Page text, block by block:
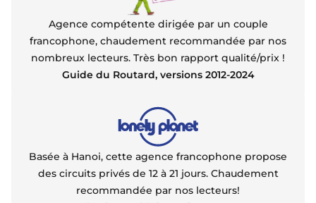
Agence compétente dirigée par un couple
francophone, chaudement recommandée par nos
nombreux lecteurs. Très bon rapport qualité/prix !
Guide du Routard, versions 2012-2024
Basée à Hanoi, cette agence francophone propose
des circuits privés de 12 à 21 jours. Chaudement
recommandée par nos lecteurs!